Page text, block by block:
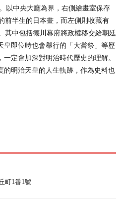
以中央大廳為界，右側繪畫室保存
前半生的日本畫，而左側則收藏有
其中包括德川幕府將政權移交給朝廷
皇即位時也會舉行的「大嘗祭」等歷
定會加深對明治時代歷史的理解。
的明治天皇的人生軌跡，作為史料也
町1番1號